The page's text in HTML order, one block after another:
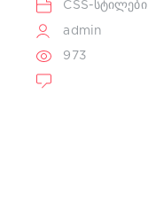
CSS-სტილები
admin
973